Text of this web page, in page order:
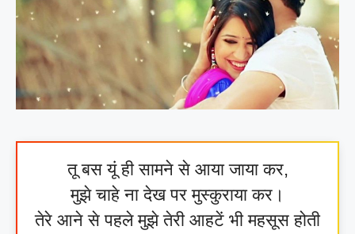
तू बस यूं ही सामने से आया जाया कर,
मुझे चाहे ना देख पर मुस्कुराया कर।
तेरे आने से पहले मुझे तेरी आहटें भी महसूस होती